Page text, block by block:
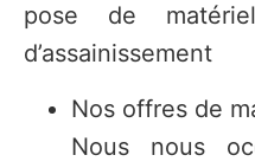
pose de
d’assainissement
Nos offres de
Nous nous